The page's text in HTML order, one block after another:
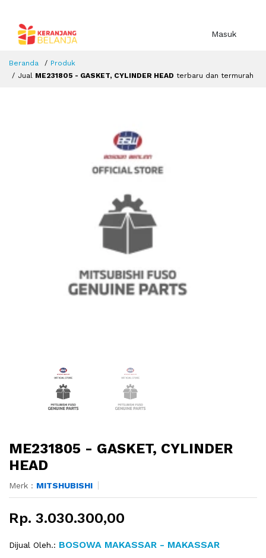
Masuk
Beranda
Produk
Jual ME231805 - GASKET, CYLINDER HEAD terbaru dan termurah
ME231805 - GASKET, CYLINDER
HEAD
Merk : MITSHUBISHI
Rp. 3.030.300,00
Dijual Oleh.: BOSOWA MAKASSAR - MAKASSAR